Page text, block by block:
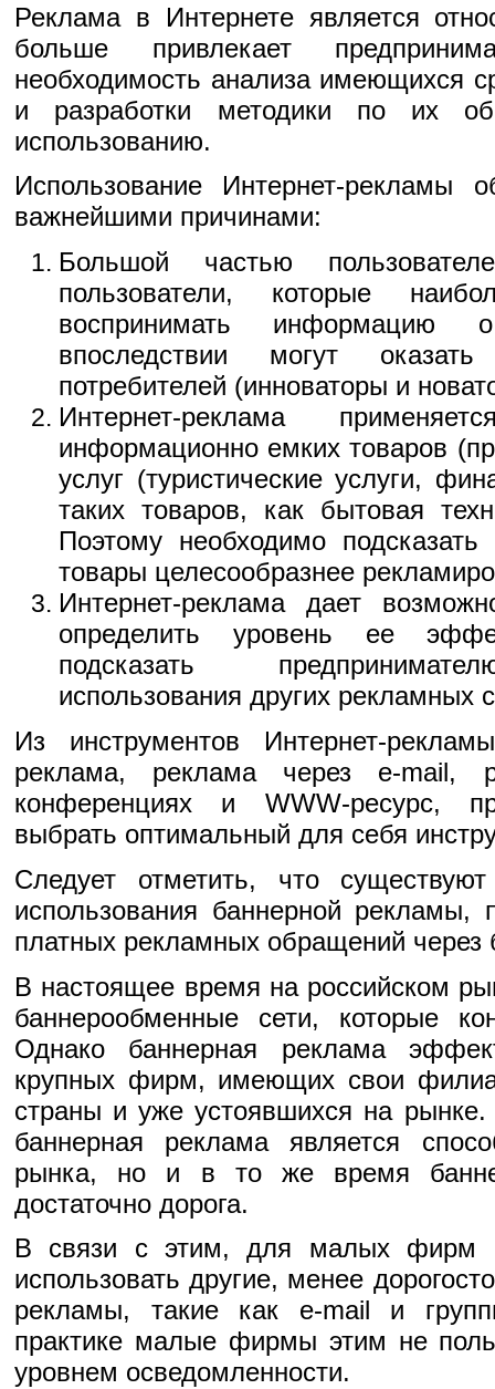
Реклама в Интернете является
больше привлекает
необходимость анализа имеющихся
и разработки методики по их
использованию.
Использование Интернет-рекламы
важнейшими причинами:
Большой частью
пользователи, которые
воспринимать информацию
впоследствии могут
потребителей (инноваторы и
Интернет-реклама
информационно емких товаров
услуг (туристические услуги,
таких товаров, как бытовая
Поэтому необходимо
товары целесообразнее
Интернет-реклама дает
определить уровень ее
подсказать
использования других рекламных
Из инструментов Интернет-
реклама, реклама через e-mail,
конференциях и WWW-ресурс,
выбрать оптимальный для себя
Следует отметить, что
использования баннерной рекламы,
платных рекламных обращений через
В настоящее время на российском
баннерообменные сети, которые
Однако баннерная реклама
крупных фирм, имеющих свои
страны и уже устоявшихся на
баннерная реклама является
рынка, но и в то же время
достаточно дорога.
В связи с этим, для малых фирм
использовать другие, менее
рекламы, такие как e-mail и
практике малые фирмы этим не
уровнем осведомленности.